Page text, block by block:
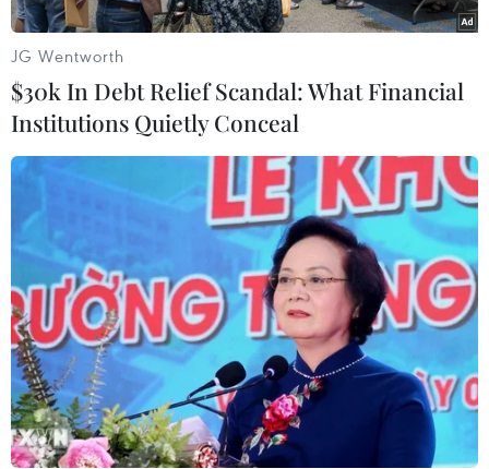
và đạt kỷ lục cao mới trong phiên giao dịch hôm
qua, lần đầu tiên vượt ngưỡng 50.000 USD.
Play
Video
Tiền điện tử Bitcoin đã tiếp tục đà tăng giá
mạnh và đạt kỷ lục cao mới trong phiên giao
dịch hôm qua, lần đầu tiên vượt ngưỡng 50.000
USD.
JG Wentworth
$30k In Debt Relief Scandal: What Financial
Institutions Quietly Conceal